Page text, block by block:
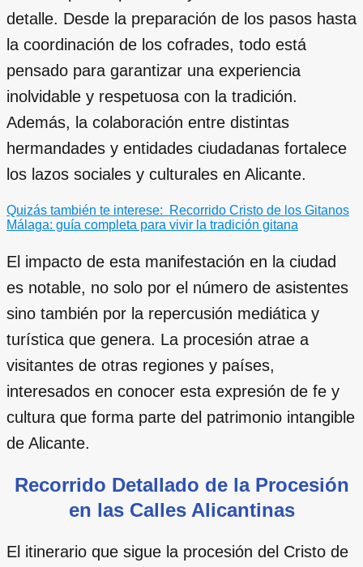
detalle. Desde la preparación de los pasos hasta
la coordinación de los cofrades, todo está
pensado para garantizar una experiencia
inolvidable y respetuosa con la tradición.
Además, la colaboración entre distintas
hermandades y entidades ciudadanas fortalece
los lazos sociales y culturales en Alicante.
Quizás también te interese:
Recorrido Cristo de los Gitanos
Málaga: guía completa para vivir la tradición gitana
El impacto de esta manifestación en la ciudad
es notable, no solo por el número de asistentes
sino también por la repercusión mediática y
turística que genera. La procesión atrae a
visitantes de otras regiones y países,
interesados en conocer esta expresión de fe y
cultura que forma parte del patrimonio intangible
de Alicante.
Recorrido Detallado de la Procesión
en las Calles Alicantinas
El itinerario que sigue la procesión del Cristo de